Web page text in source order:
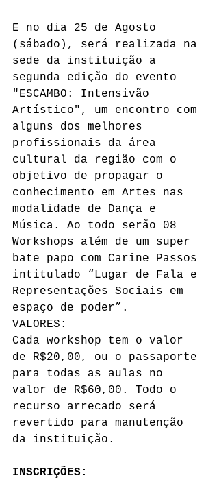
E no dia 25 de Agosto
(sábado), será realizada na
sede da instituição a
segunda edição do evento
"ESCAMBO: Intensivão
Artístico", um encontro com
alguns dos melhores
profissionais da área
cultural da região com o
objetivo de propagar o
conhecimento em Artes nas
modalidade de Dança e
Música. Ao todo serão 08
Workshops além de um super
bate papo com Carine Passos
intitulado “Lugar de Fala e
Representações Sociais em
espaço de poder”.
VALORES:
Cada workshop tem o valor
de R$20,00, ou o passaporte
para todas as aulas no
valor de R$60,00. Todo o
recurso arrecado será
revertido para manutenção
da instituição.
INSCRIÇÕES: